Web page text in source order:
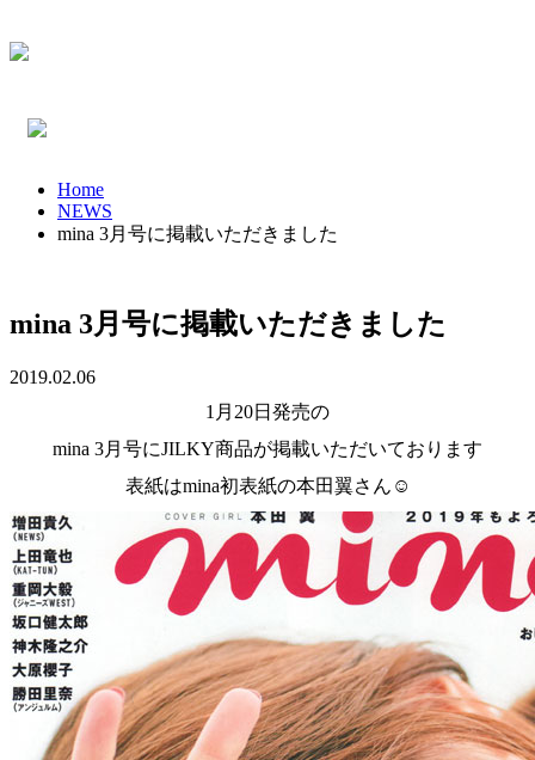
Home
NEWS
mina 3月号に掲載いただきました
mina 3月号に掲載いただきました
2019.02.06
1月20日発売の
mina 3月号にJILKY商品が掲載いただいております
表紙はmina初表紙の本田翼さん☺︎